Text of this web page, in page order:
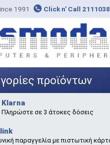
1991 Click n' Call
προϊόντων
Klarna
Πληρώστε σε 3 άτοκες δόσεις
παραγγελία με πιστωτική